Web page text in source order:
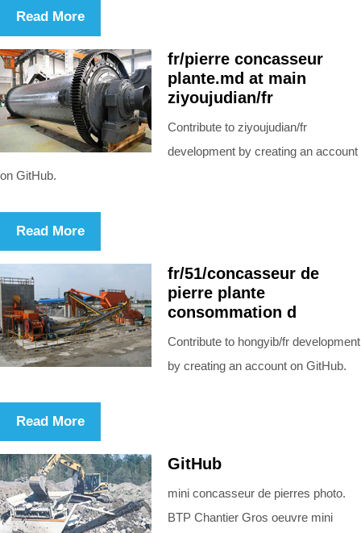
Read More
fr/pierre concasseur
plante.md at main
ziyoujudian/fr
Contribute to ziyoujudian/fr
development by creating an account
on GitHub.
Read More
fr/51/concasseur de
pierre plante
consommation d
Contribute to hongyib/fr development
by creating an account on GitHub.
Read More
GitHub
mini concasseur de pierres photo.
BTP Chantier Gros oeuvre mini